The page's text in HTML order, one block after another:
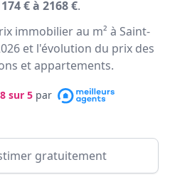
€ à 2168 €.
immobilier au m² à Saint-
et l'évolution du prix des
et appartements.
sur 5 par